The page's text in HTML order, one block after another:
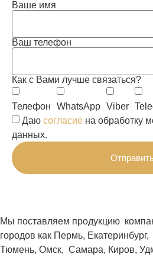
Ваше имя
Ваш телефон
Как с Вами лучше связаться?
Телефон WhatsApp Viber
Даю согласие на обработку
данных.
Мы поставляем продукцию
городов как Пермь,
Тюмень, Омск, Самара, Киров,